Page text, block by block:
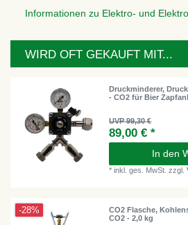
Informationen zu Elektro- und
WIRD OFT GEKAUFT MIT...
Druckminderer,
- CO2 für Bier
UVP 99,30 €
89,00 € *
In den
*inkl. ges. MwSt. zzgl.
-28%
CO2 Flasche,
CO2 - 2,0 kg